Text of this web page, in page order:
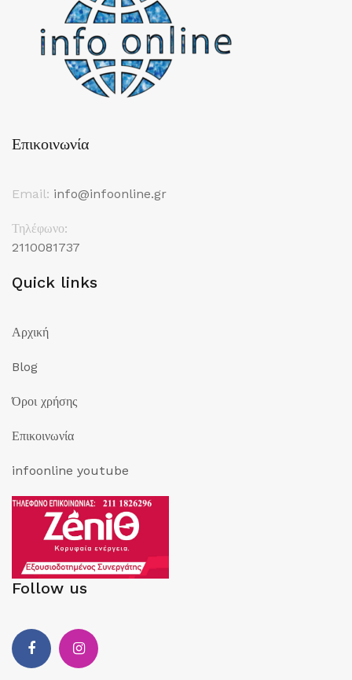
Επικοινωνία
Email: info@infoonline.gr
Τηλέφωνο:
2110081737
Quick links
Αρχική
Blog
Όροι χρήσης
Επικοινωνία
infoonline youtube
Follow us